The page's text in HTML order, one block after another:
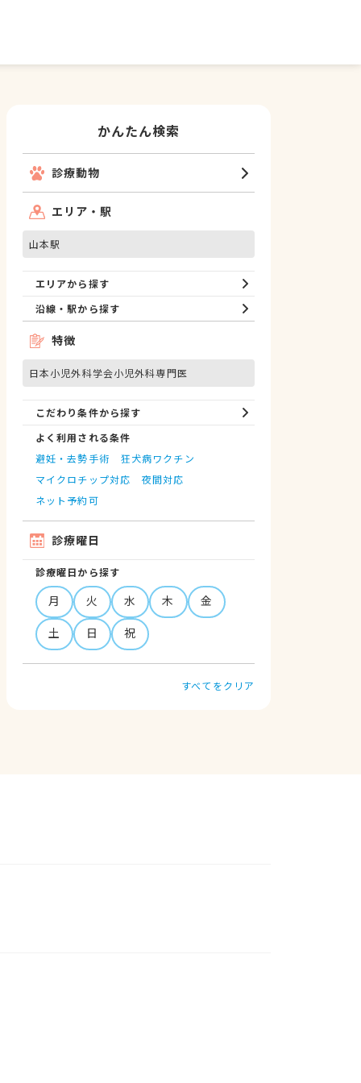
かんたん検索
診療動物
エリア・駅
山本駅
エリアから探す
沿線・駅から探す
特徴
日本小児外科学会小児外科専門医
こだわり条件から探す
よく利用される条件
避妊・去勢手術
狂犬病ワクチン
マイクロチップ対応
夜間対応
ネット予約可
診療曜日
診療曜日から探す
月 火 水 木
金
土
日 祝
すべてをクリア